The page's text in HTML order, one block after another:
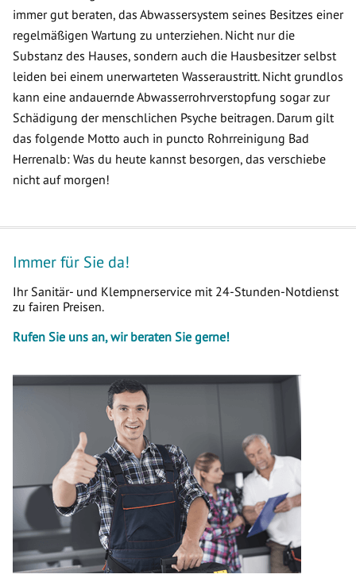
immer gut beraten, das Abwassersystem seines Besitzes einer
regelmäßigen Wartung zu unterziehen. Nicht nur die
Substanz des Hauses, sondern auch die Hausbesitzer selbst
leiden bei einem unerwarteten Wasseraustritt. Nicht grundlos
kann eine andauernde Abwasserrohrverstopfung sogar zur
Schädigung der menschlichen Psyche beitragen. Darum gilt
das folgende Motto auch in puncto Rohrreinigung Bad
Herrenalb: Was du heute kannst besorgen, das verschiebe
nicht auf morgen!
Immer für Sie da!
Ihr Sanitär- und Klempnerservice mit 24-Stunden-Notdienst
zu fairen Preisen.
Rufen Sie uns an, wir beraten Sie gerne!